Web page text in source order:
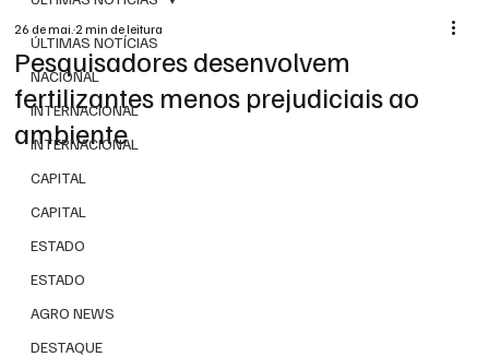
ÚLTIMAS NOTÍCIAS
NACIONAL
INTERNACIONAL
INTERNACIONAL
CAPITAL
CAPITAL
ESTADO
ESTADO
AGRO NEWS
DESTAQUE
Pesquisadores desenvolvem
fertilizantes menos prejudiciais ao
ambiente
26 de mai.2 min de leitura